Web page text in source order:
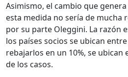
Asimismo, el cambio que
esta medida no sería de mucha
por su parte Oleggini. La razón
los países socios se ubican entre
rebajarlos en un 10%, se ubican
de los casos.